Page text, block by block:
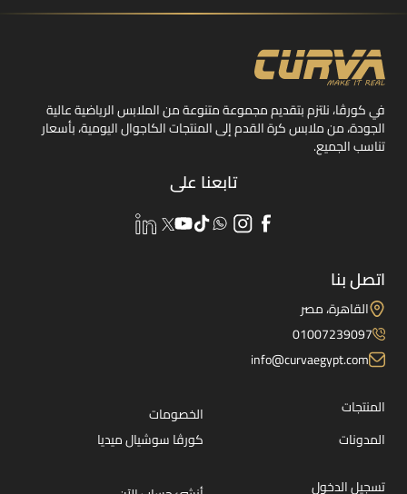
في كورڤا، نلتزم بتقديم مجموعة متنوعة من الملابس الرياضية عالية
الجودة، من ملابس كرة القدم إلى المنتجات الكاجوال اليومية، بأسعار
تناسب الجميع.
تابعنا على
اتصل بنا
القاهرة، مصر
01007239097
info@curvaegypt.com
المنتجات
الخصومات
المدونات
كورڤا سوشيال ميديا
تسجيل الدخول